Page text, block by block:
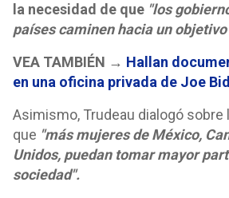
la necesidad de que "los
países caminen hacia un
VEA TAMBIÉN → Hallan
en una oficina privada de Joe
Asimismo, Trudeau dialogó sobre
que "más mujeres de México,
Unidos, puedan tomar mayor
sociedad".